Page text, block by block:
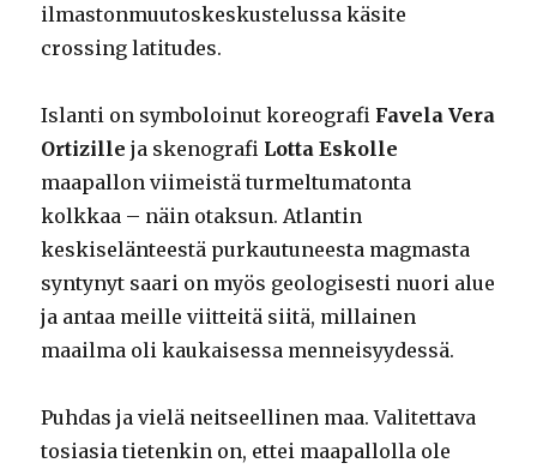
ilmastonmuutoskeskustelussa käsite
crossing latitudes.
Islanti on symboloinut koreografi Favela Vera
Ortizille ja skenografi Lotta Eskolle
maapallon viimeistä turmeltumatonta
kolkkaa – näin otaksun. Atlantin
keskiselänteestä purkautuneesta magmasta
syntynyt saari on myös geologisesti nuori alue
ja antaa meille viitteitä siitä, millainen
maailma oli kaukaisessa menneisyydessä.
Puhdas ja vielä neitseellinen maa. Valitettava
tosiasia tietenkin on, ettei maapallolla ole